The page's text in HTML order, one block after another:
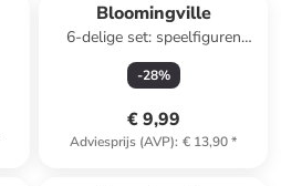
Bloomingville
6-delige set: speelfiguren
"Wilton" - vanaf 2 jaar
-28%
€ 9,99
Adviesprijs (AVP): € 13,90*